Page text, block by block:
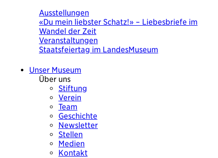
Ausstellungen
«Du mein liebster Schatz!» – Liebesbriefe im
Wandel der Zeit
Veranstaltungen
Staatsfeiertag im LandesMuseum
Unser Museum
Über uns
Stiftung
Verein
Team
Geschichte
Newsletter
Stellen
Medien
Kontakt